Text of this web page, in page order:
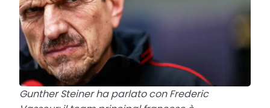
Gunther Steiner ha parlato con Frederic